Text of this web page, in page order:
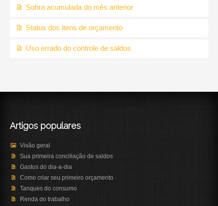
Sobra acumulada do mês anterior
Status dos itens de orçamento
Uso errado do controle de saldos
Artigos populares
Visão geral
Sua primeira conciliação de saldos
Gastos do dia-a-dia
Como criar seu primeiro orçamento
Tanques do consumo
Renda do trabalho